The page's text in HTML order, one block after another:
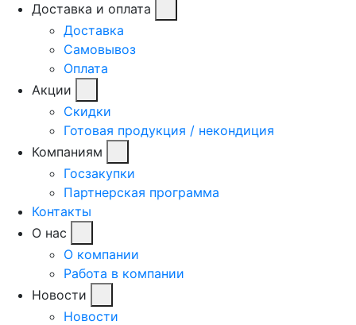
Доставка и оплата
Доставка
Самовывоз
Оплата
Акции
Скидки
Готовая продукция / некондиция
Компаниям
Госзакупки
Партнерская программа
Контакты
О нас
О компании
Работа в компании
Новости
Новости